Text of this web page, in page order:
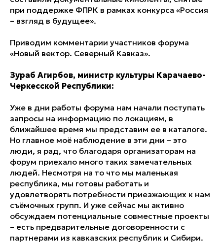
при поддержке ФПРК в рамках конкурса «Россия
– взгляд в будущее».
Приводим комментарии участников форума
«Новый вектор. Северный Кавказ».
Зураб Агирбов, министр культуры Карачаево-
Черкесской Республики:
Уже в дни работы форума нам начали поступать
запросы на информацию по локациям, в
ближайшее время мы представим ее в каталоге.
Но главное моё наблюдение в эти дни – это
люди, я рад, что благодаря организаторам на
форум приехало много таких замечательных
людей. Несмотря на то что мы маленькая
республика, мы готовы работать и
удовлетворять потребности приезжающих к нам
съёмочных групп. И уже сейчас мы активно
обсуждаем потенциальные совместные проекты
– есть предварительные договоренности с
партнерами из кавказских республик и Сибири.